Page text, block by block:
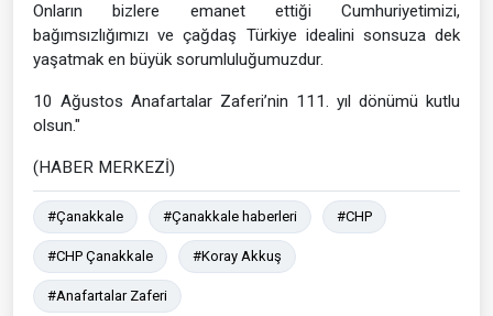
Onların bizlere emanet ettiği Cumhuriyetimizi,
bağımsızlığımızı ve çağdaş Türkiye idealini sonsuza dek
yaşatmak en büyük sorumluluğumuzdur.
10 Ağustos Anafartalar Zaferi’nin 111. yıl dönümü kutlu
olsun."
(HABER MERKEZİ)
#Çanakkale #Çanakkale haberleri #CHP
#CHP Çanakkale #Koray Akkuş
#Anafartalar Zaferi